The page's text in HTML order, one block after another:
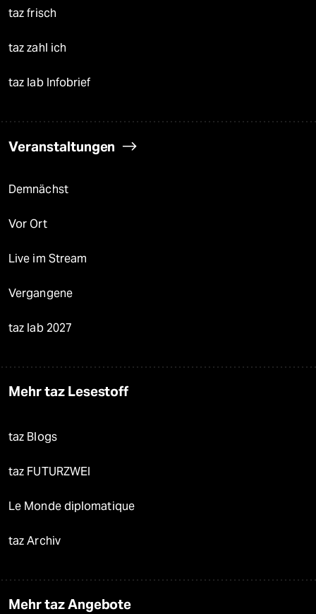
taz frisch
taz zahl ich
taz lab Infobrief
Veranstaltungen
Demnächst
Vor Ort
Live im Stream
Vergangene
taz lab 2027
Mehr taz Lesestoff
taz Blogs
taz FUTURZWEI
Le Monde diplomatique
taz Archiv
Mehr taz Angebote